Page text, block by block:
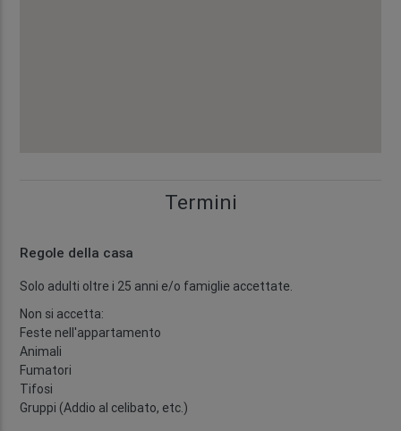
Termini
Regole della casa
Solo adulti oltre i 25 anni e/o famiglie accettate.
Non si accetta:
Feste nell'appartamento
Animali
Fumatori
Tifosi
Gruppi (Addio al celibato, etc.)